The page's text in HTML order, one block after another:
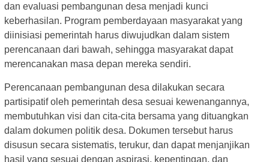
dan evaluasi pembangunan desa menjadi kunci
keberhasilan. Program pemberdayaan masyarakat yang
diinisiasi pemerintah harus diwujudkan dalam sistem
perencanaan dari bawah, sehingga masyarakat dapat
merencanakan masa depan mereka sendiri.
Perencanaan pembangunan desa dilakukan secara
partisipatif oleh pemerintah desa sesuai kewenangannya,
membutuhkan visi dan cita-cita bersama yang dituangkan
dalam dokumen politik desa. Dokumen tersebut harus
disusun secara sistematis, terukur, dan dapat menjanjikan
hasil yang sesuai dengan aspirasi, kepentingan, dan